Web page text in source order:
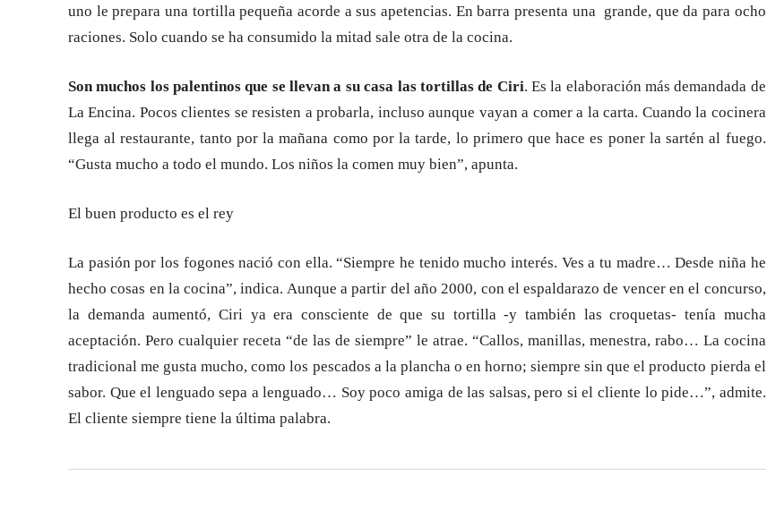
uno le prepara una tortilla pequeña acorde a sus apetencias. En barra presenta una grande, que da para ocho
raciones. Solo cuando se ha consumido la mitad sale otra de la cocina.
Son muchos los palentinos que se llevan a su casa las tortillas de Ciri. Es la elaboración más demandada de
La Encina. Pocos clientes se resisten a probarla, incluso aunque vayan a comer a la carta. Cuando la cocinera
llega al restaurante, tanto por la mañana como por la tarde, lo primero que hace es poner la sartén al fuego.
“Gusta mucho a todo el mundo. Los niños la comen muy bien”, apunta.
El buen producto es el rey
La pasión por los fogones nació con ella. “Siempre he tenido mucho interés. Ves a tu madre… Desde niña he
hecho cosas en la cocina”, indica. Aunque a partir del año 2000, con el espaldarazo de vencer en el concurso,
la demanda aumentó, Ciri ya era consciente de que su tortilla -y también las croquetas- tenía mucha
aceptación. Pero cualquier receta “de las de siempre” le atrae. “Callos, manillas, menestra, rabo… La cocina
tradicional me gusta mucho, como los pescados a la plancha o en horno; siempre sin que el producto pierda el
sabor. Que el lenguado sepa a lenguado… Soy poco amiga de las salsas, pero si el cliente lo pide…”, admite.
El cliente siempre tiene la última palabra.